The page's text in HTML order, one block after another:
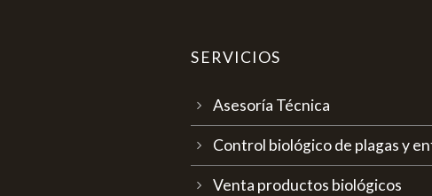
SERVICIOS
Asesoría Técnica
Control biológico de plagas y
Venta productos biológicos